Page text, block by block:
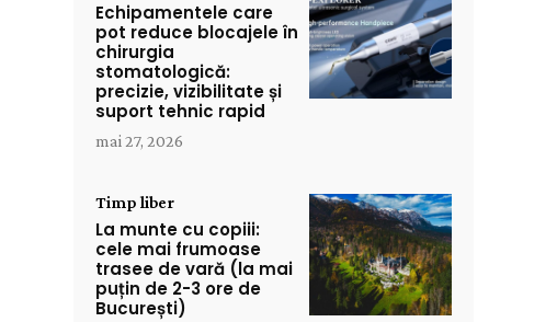
Echipamentele care
pot reduce blocajele în
chirurgia
stomatologică:
precizie, vizibilitate și
suport tehnic rapid
mai 27, 2026
Timp liber
La munte cu copiii:
cele mai frumoase
trasee de vară (la mai
puțin de 2-3 ore de
București)